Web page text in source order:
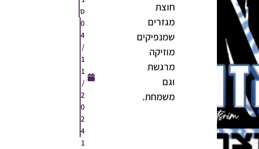
חוצת
מגזרים
שמנפיקים
מוזיקה
מרגשת
וגם
משמחת.
ס
0
4
/
1
1
/
2
0
2
4
1